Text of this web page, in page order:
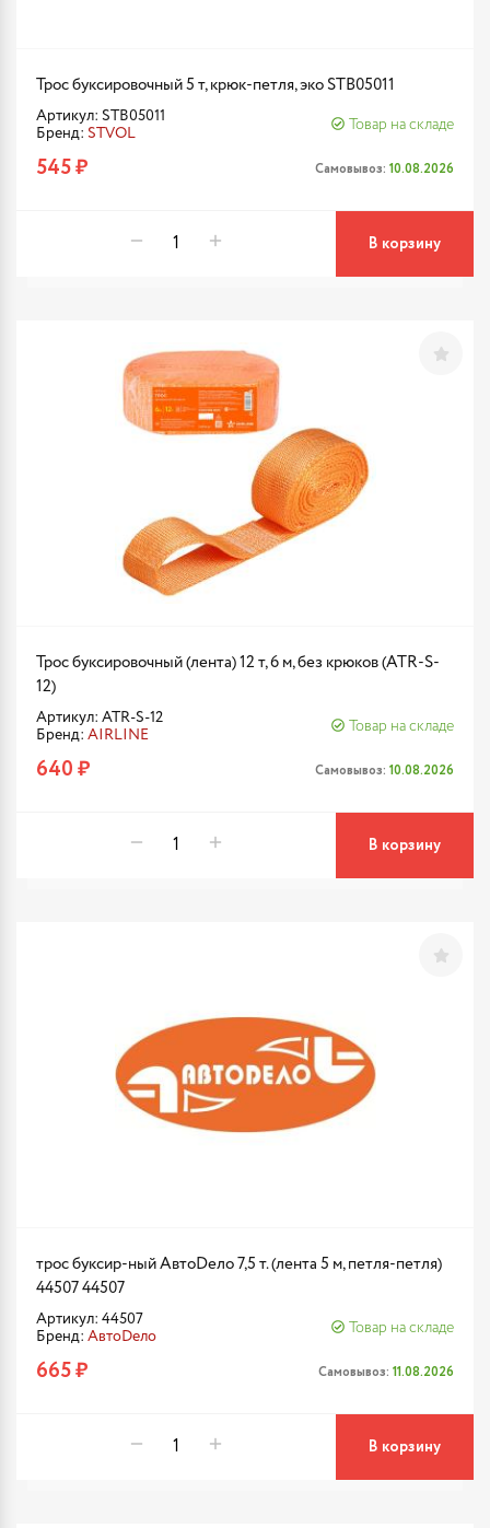
Трос буксировочный 5 т, крюк-петля, эко STB05011
Артикул: STB05011
Бренд: STVOL
Товар на складе
545 ₽ Самовывоз: 10.08.2026
В корзину
Трос буксировочный (лента) 12 т, 6 м, без крюков (ATR-S-
12)
Артикул: ATR-S-12
Бренд: AIRLINE
Товар на складе
640 ₽ Самовывоз: 10.08.2026
В корзину
трос буксир-ный АвтоDело 7,5 т. (лента 5 м, петля-петля)
44507 44507
Артикул: 44507
Бренд: АвтоDело
Товар на складе
665 ₽ Самовывоз: 11.08.2026
В корзину